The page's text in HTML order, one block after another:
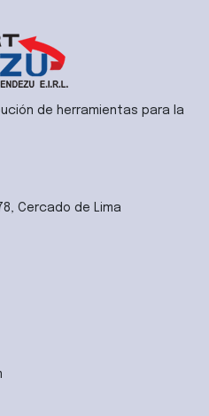
de herramientas para la
Cercado de Lima